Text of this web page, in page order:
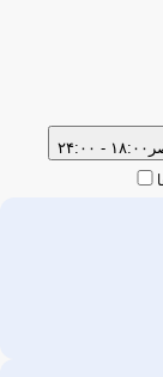
۱۸:۰۰ - ۲۴:۰۰